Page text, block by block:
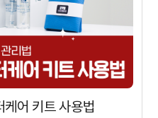
케어 키트 사용법